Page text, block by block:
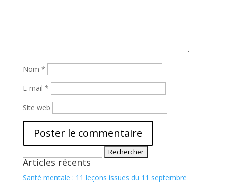
Nom *
E-mail *
Site web
Articles récents
Santé mentale : 11 leçons issues du 11 septembre